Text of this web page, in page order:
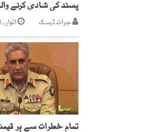
جرات ڈیسک اتوار, ۵ جون ۲۰۲۲